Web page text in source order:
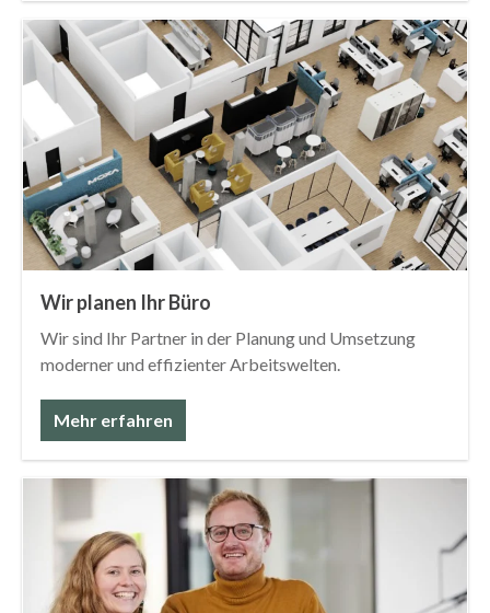
Wir planen Ihr Büro
Wir sind Ihr Partner in der Planung und Umsetzung
moderner und effizienter Arbeitswelten.
Mehr erfahren